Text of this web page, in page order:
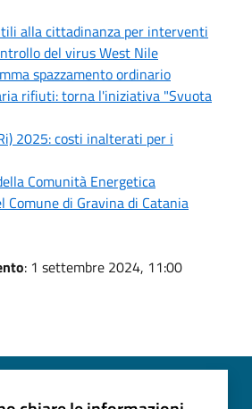
alla cittadinanza per interventi
del virus West Nile
spazzamento ordinario
rifiuti: torna l'iniziativa "Svuota
2025: costi inalterati per i
Comunità Energetica
Comune di Gravina di Catania
: 1 settembre 2024, 11:00